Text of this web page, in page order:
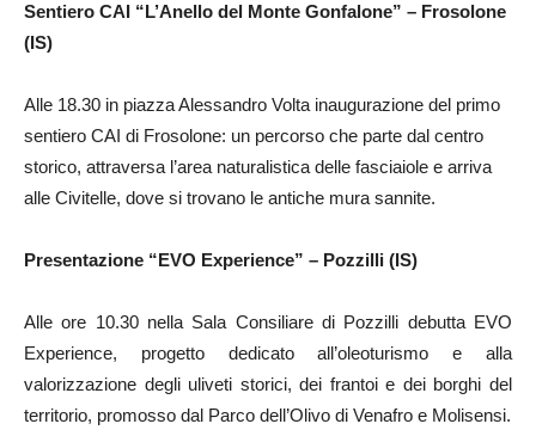
Sentiero CAI “L’Anello del Monte Gonfalone” – Frosolone
(IS)
Alle 18.30 in piazza Alessandro Volta inaugurazione del primo
sentiero CAI di Frosolone: un percorso che parte dal centro
storico, attraversa l’area naturalistica delle fasciaiole e arriva
alle Civitelle, dove si trovano le antiche mura sannite.
Presentazione “EVO Experience” – Pozzilli (IS)
Alle ore 10.30 nella Sala Consiliare di Pozzilli debutta EVO
Experience, progetto dedicato all’oleoturismo e alla
valorizzazione degli uliveti storici, dei frantoi e dei borghi del
territorio, promosso dal Parco dell’Olivo di Venafro e Molisensi.